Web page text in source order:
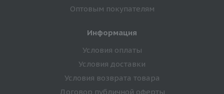
Оптовым покупателям
Информация
Условия оплаты
Условия доставки
Условия возврата товара
Договор публичной оферты